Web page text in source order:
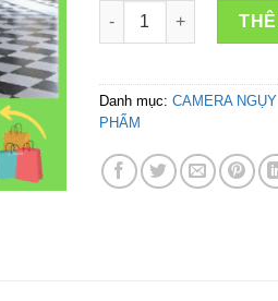
Camera đồng hồ đeo
Danh mục: CAMERA
PHẨM